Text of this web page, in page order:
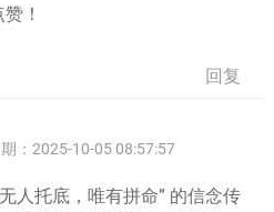
！
回复
：2025-10-05 08:57:57
人托底，唯有拼命” 的信念传